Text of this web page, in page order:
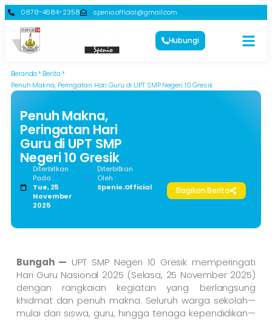
0878-4684-2358 spenio.official@gmail.com
Hubungi
Beranda
Berita
Penuh Makna, Peringatan Hari Guru di UPT SMP Negeri 10 Gresik
Penuh Makna,
Peringatan Hari
Guru di UPT SMP
Negeri 10 Gresik
Diterbitkan
Pada :
Tue, 25
November
2025
Diterbitkan
Oleh :
Spenio.official
Bagikan Berita
Bungah — UPT SMP Negeri 10 Gresik memperingati
Hari Guru Nasional 2025 (Selasa, 25 November 2025)
dengan rangkaian kegiatan yang berlangsung
khidmat dan penuh makna. Seluruh warga sekolah—
mulai dari siswa, guru, hingga tenaga kependidikan—